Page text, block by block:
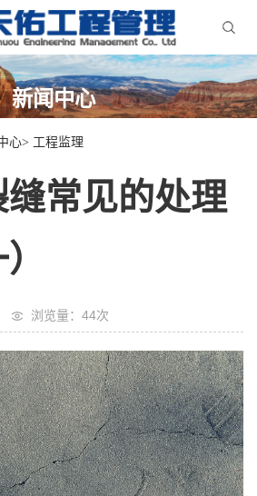
新闻中心
心> 工程监理
常见的处理
浏览量： 44次